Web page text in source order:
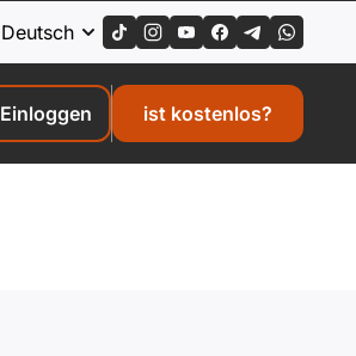
Deutsch
Einloggen ist kostenlos?